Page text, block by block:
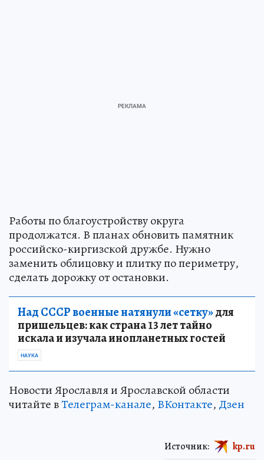
Работы по благоустройству округа
продолжатся. В планах обновить памятник
российско-киргизской дружбе. Нужно
заменить облицовку и плитку по периметру,
сделать дорожку от остановки.
Над СССР военные натянули «сетку»для
пришельцев: как страна 13 лет тайно
искала и изучала инопланетных гостей
НАУКА
Новости Ярославля и Ярославской области
читайте вТелеграм-канале, ВКонтакте, Дзен
Источник: kp.ru